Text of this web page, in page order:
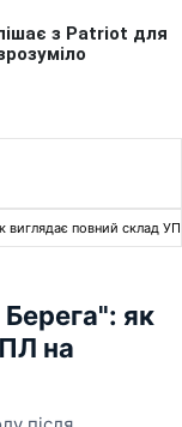
виглядає повний склад
як
на